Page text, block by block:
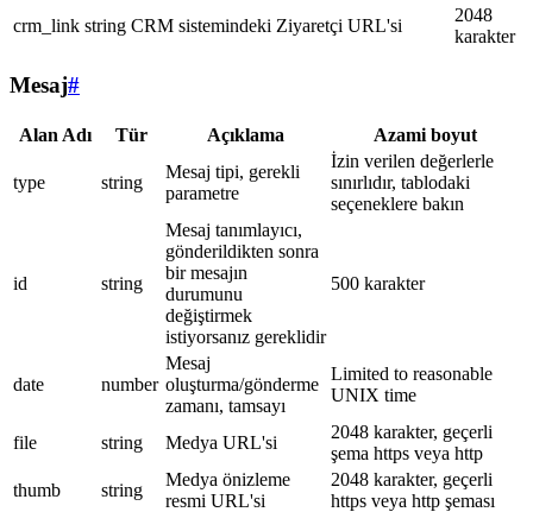
crm_link string CRM sistemindeki Ziyaretçi URL'si
2048
karakter
Mesaj#
Alan Adı Tür Açıklama Azami boyut
type string
Mesaj tipi, gerekli
parametre
İzin verilen değerlerle
sınırlıdır, tablodaki
seçeneklere bakın
id string
Mesaj tanımlayıcı,
gönderildikten sonra
bir mesajın
durumunu
değiştirmek
istiyorsanız gereklidir
500 karakter
date number
Mesaj
oluşturma/gönderme
zamanı, tamsayı
Limited to reasonable
UNIX time
file string Medya URL'si
2048 karakter, geçerli
şema https veya http
thumb
string
Medya önizleme
resmi URL'si
2048 karakter, geçerli
https veya http şeması